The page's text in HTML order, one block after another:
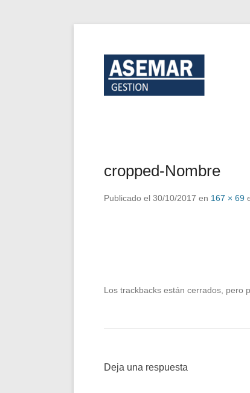
cropped-Nombre
Publicado el 30/10/2017 en 167 × 69
Los trackbacks están cerrados, pero
Deja una respuesta